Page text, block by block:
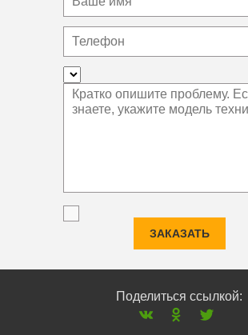
ЗАКАЗАТЬ
Поделиться ссылкой: